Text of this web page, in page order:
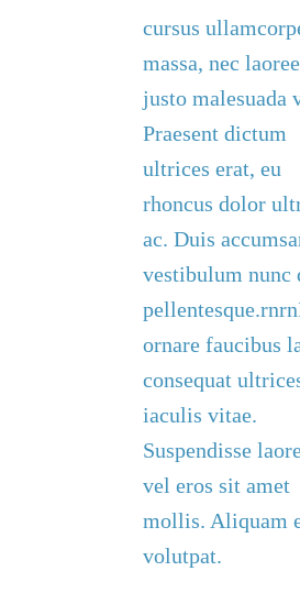
cursus
massa, nec
justo malesuada
Praesent dictum
ultrices erat, eu
rhoncus dolor
ac. Duis
vestibulum nunc
ornare faucibus
consequat
iaculis vitae.
Suspendisse
vel eros sit amet
mollis. Aliquam
volutpat.